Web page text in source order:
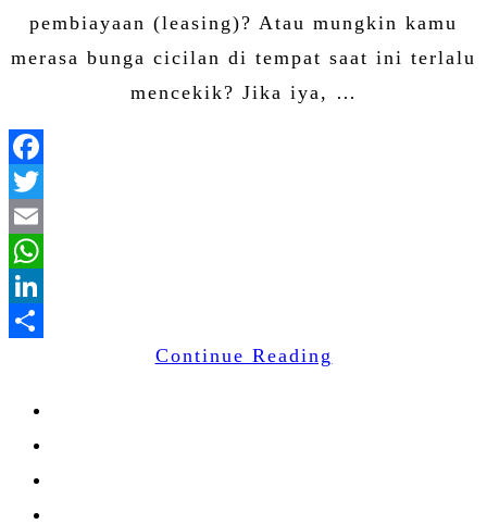
pembiayaan (leasing)? Atau mungkin kamu
merasa bunga cicilan di tempat saat ini terlalu
mencekik? Jika iya, …
Share
Continue Reading